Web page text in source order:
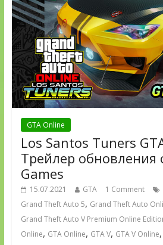
GTA Online
Los Santos Tuners
Трейлер обновления
Games
15.07.2021 GTA 1 Comment
Grand Theft Auto 5, Grand Theft Auto
Grand Theft Auto V Premium Online
Online, GTA Online, GTA V, GTA V Online,